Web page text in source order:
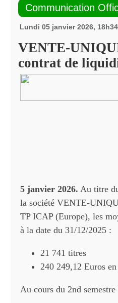
Communication
Lundi 05 janvier 2026, 18h34
VENTE-
contrat de
5 janvier 2026. Au titre
la société VENTE-
TP ICAP (Europe), les
à la date du 31/12/2025 :
21 741 titres
240 249,12 Euros en
Au cours du 2nd